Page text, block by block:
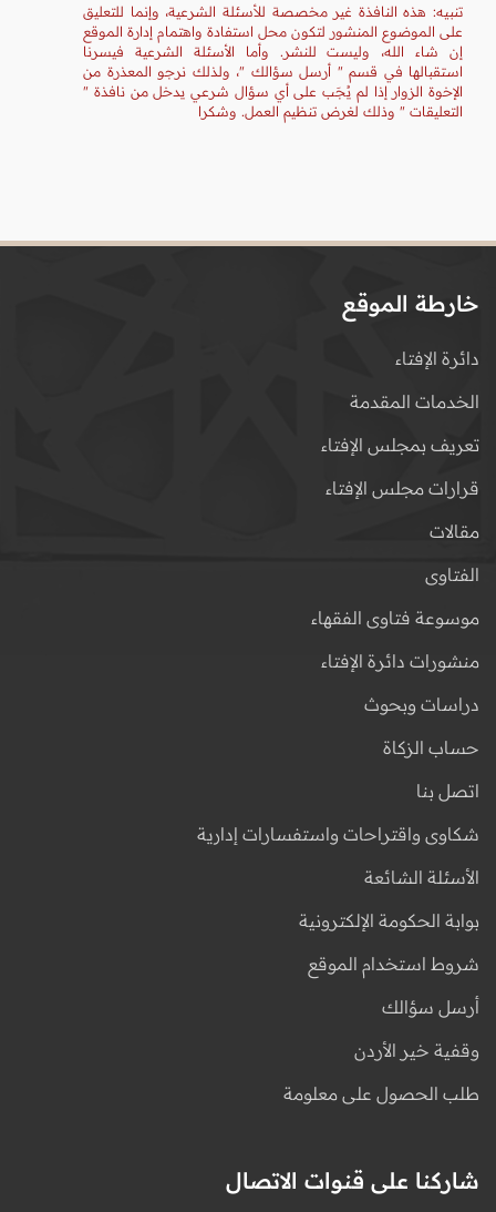
تنبيه: هذه النافذة غير مخصصة للأسئلة الشرعية، وإنما للتعليق
على الموضوع المنشور لتكون محل استفادة واهتمام إدارة الموقع
إن شاء الله، وليست للنشر. وأما الأسئلة الشرعية فيسرنا
استقبالها في قسم " أرسل سؤالك "، ولذلك نرجو المعذرة من
الإخوة الزوار إذا لم يُجَب على أي سؤال شرعي يدخل من نافذة "
التعليقات " وذلك لغرض تنظيم العمل. وشكرا
خارطة الموقع
دائرة الإفتاء
الخدمات المقدمة
تعريف بمجلس الإفتاء
قرارات مجلس الإفتاء
مقالات
الفتاوى
موسوعة فتاوى الفقهاء
منشورات دائرة الإفتاء
دراسات وبحوث
حساب الزكاة
اتصل بنا
شكاوى واقتراحات واستفسارات إدارية
الأسئلة الشائعة
بوابة الحكومة الإلكترونية
شروط استخدام الموقع
أرسل سؤالك
وقفية خير الأردن
طلب الحصول على معلومة
شاركنا على قنوات الاتصال